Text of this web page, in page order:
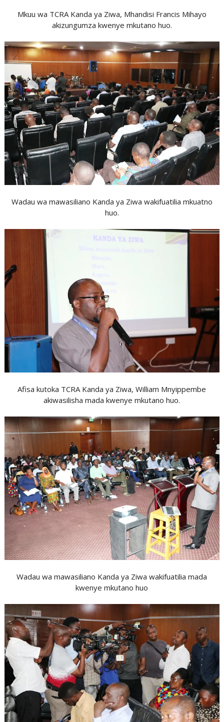
Mkuu wa TCRA Kanda ya Ziwa, Mhandisi Francis Mihayo
akizungumza kwenye mkutano huo.
Wadau wa mawasiliano Kanda ya Ziwa wakifuatilia mkuatno
huo.
Afisa kutoka TCRA Kanda ya Ziwa, William Mnyippembe
akiwasilisha mada kwenye mkutano huo.
Wadau wa mawasiliano Kanda ya Ziwa wakifuatilia mada
kwenye mkutano huo